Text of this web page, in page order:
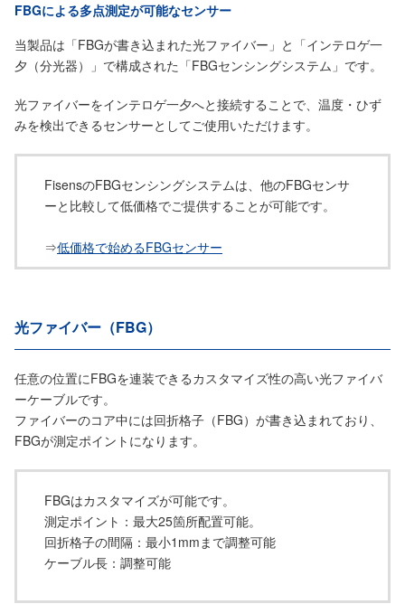
FBGによる多点測定が可能なセンサー
当製品は「FBGが書き込まれた光ファイバー」と「インテロゲ一
夕（分光器）」で構成された「FBGセンシングシステム」です。
光ファイバーをインテロゲ一夕へと接続することで、温度・ひず
みを検出できるセンサーとしてご使用いただけます。
FisensのFBGセンシングシステムは、他のFBGセンサ
ーと比較して低価格でご提供することが可能です。
⇒低価格で始めるFBGセンサー
光ファイバー（FBG）
任意の位置にFBGを連装できるカスタマイズ性の高い光ファイバ
ーケーブルです。
ファイバーのコア中には回折格子（FBG）が書き込まれており、
FBGが測定ポイントになります。
FBGはカスタマイズが可能です。
測定ポイント：最大25箇所配置可能。
回折格子の間隔：最小1mmまで調整可能
ケーブル長：調整可能